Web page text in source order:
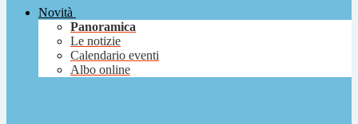
Novità
Panoramica
Le notizie
Calendario eventi
Albo online